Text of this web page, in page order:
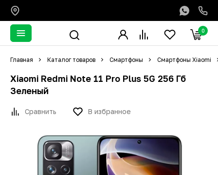
0
Главная Каталог товаров Смартфоны Смартфоны Xiaomi
Xiaomi Redmi Note 11 Pro Plus 5G 256 Гб
Зеленый
Сравнить В избранное